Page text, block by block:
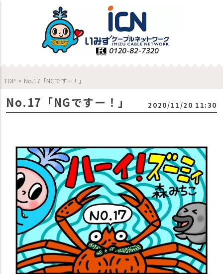
TOP > No.17「NGですー！」
No.17「NGですー！」 2020/11/20 11:30